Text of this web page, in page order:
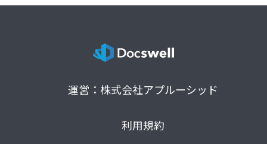
運営：株式会社アプルーシッド
利用規約